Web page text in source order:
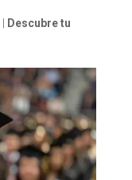
Descubre tu